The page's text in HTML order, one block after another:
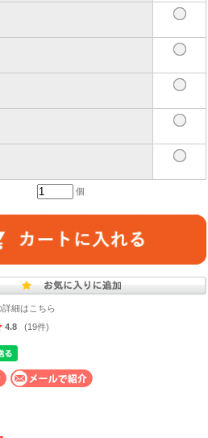
個
細はこちら
4.8
(19件)